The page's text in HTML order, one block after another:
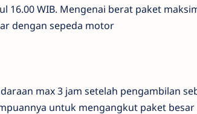
16.00 WIB. Mengenai berat paket
dengan sepeda motor
max 3 jam setelah pengambilan
untuk mengangkut paket besar